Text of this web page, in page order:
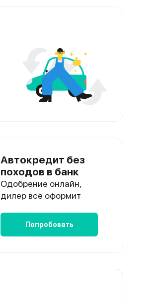
Автокредит без
походов в банк
Одобрение онлайн,
дилер всё оформит
Попробовать